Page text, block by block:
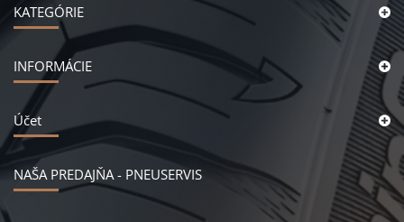
KATEGÓRIE
INFORMÁCIE
Účet
NAŠA PREDAJŇA - PNEUSERVIS